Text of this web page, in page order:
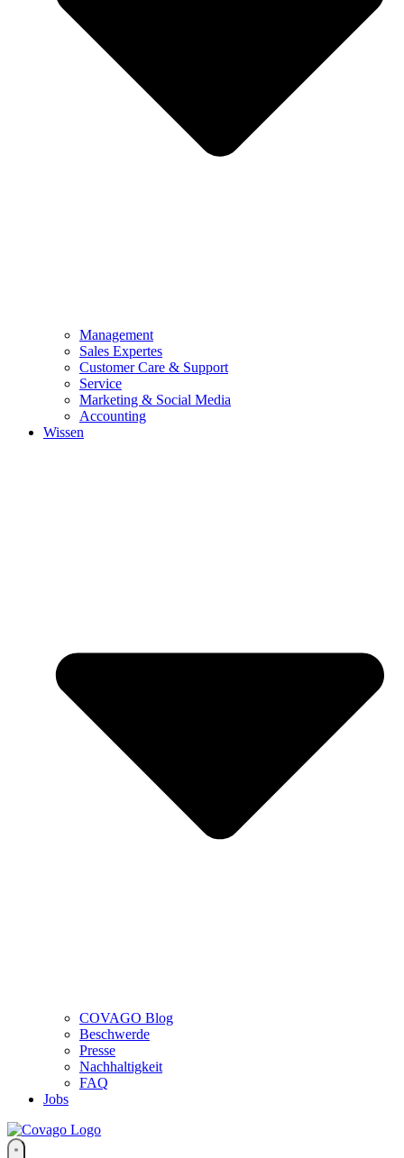
Management
Sales Expertes
Customer Care & Support
Service
Marketing & Social Media
Accounting
Wissen
COVAGO Blog
Beschwerde
Presse
Nachhaltigkeit
FAQ
Jobs